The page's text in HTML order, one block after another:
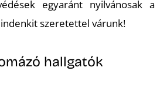
egyaránt nyilvánosak a
szeretettel várunk!
hallgatók